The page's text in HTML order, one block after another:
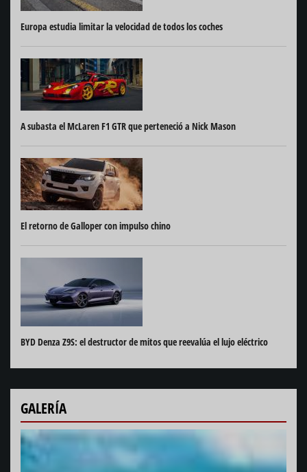
Europa estudia limitar la velocidad de todos los coches
A subasta el McLaren F1 GTR que perteneció a Nick Mason
El retorno de Galloper con impulso chino
BYD Denza Z9S: el destructor de mitos que reevalúa el lujo eléctrico
GALERÍA